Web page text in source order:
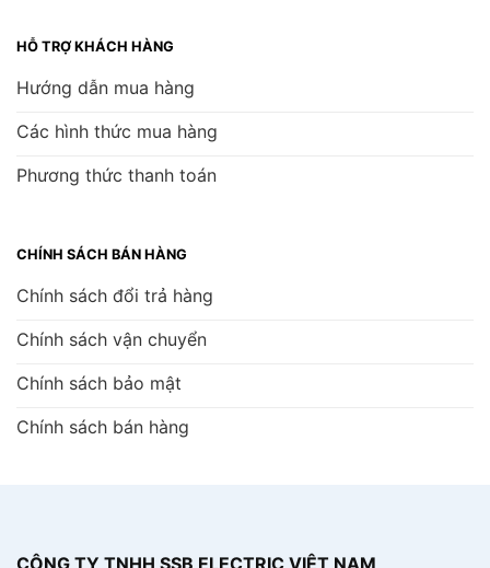
HỖ TRỢ KHÁCH HÀNG
Hướng dẫn mua hàng
Các hình thức mua hàng
Phương thức thanh toán
CHÍNH SÁCH BÁN HÀNG
Chính sách đổi trả hàng
Chính sách vận chuyển
Chính sách bảo mật
Chính sách bán hàng